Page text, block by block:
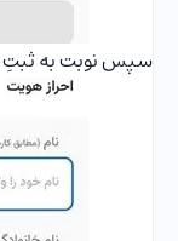
سپس نوبت به ثبتِ